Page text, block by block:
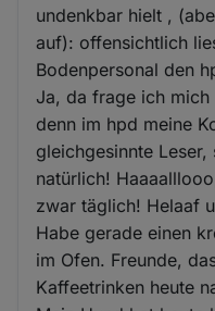
undenkbar hielt ,
auf): offensichtlich
Bodenpersonal den
Ja, da frage ich
denn im hpd meine
gleichgesinnte
natürlich!
zwar täglich! Helaaf
Habe gerade einen
im Ofen. Freunde,
Kaffeetrinken heute